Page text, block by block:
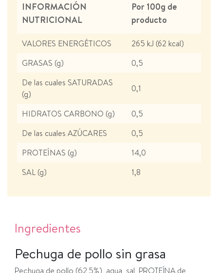
INFORMACIÓN
NUTRICIONAL
Por 100g de
producto
VALORES ENERGÉTICOS
265 kJ (62 kcal)
GRASAS (g)
0,5
De las cuales SATURADAS
(g)
0,1
HIDRATOS CARBONO (g)
0,5
De las cuales AZÚCARES
0,5
PROTEÍNAS (g)
14,0
SAL (g)
1,8
Ingredientes
Pechuga de pollo sin grasa